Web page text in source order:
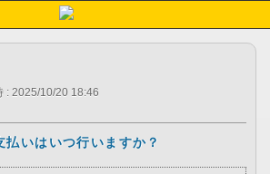
: 2025/10/20 18:46
払いはいつ行いますか？